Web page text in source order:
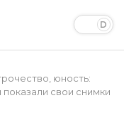
юность:
свои снимки